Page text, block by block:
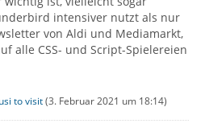
intensiver nutzt als nur
von Aldi und Mediamarkt,
alle CSS- und Script-Spielereien
to visit(3. Februar 2021 um 18:14)